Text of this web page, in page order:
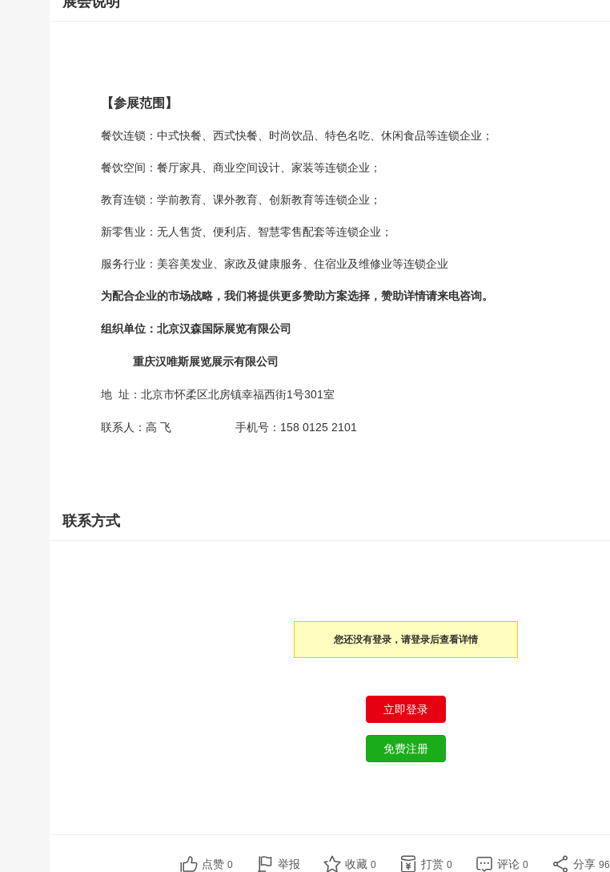
【参展范围】
餐饮连锁：中式快餐、西式快餐、时尚饮品、特色名吃、休闲食品等连锁企业；
餐饮空间：餐厅家具、商业空间设计、家装等连锁企业；
教育连锁：学前教育、课外教育、创新教育等连锁企业；
新零售业：无人售货、便利店、智慧零售配套等连锁企业；
服务行业：美容美发业、家政及健康服务、住宿业及维修业等连锁企业
为配合企业的市场战略，我们将提供更多赞助方案选择，赞助详情请来电咨询。
组织单位： 北京汉森国际展览有限公司
重庆汉唯斯展览展示有限公司
地 址：北京市怀柔区北房镇幸福西街1 号301 室
联系人 ： 高 飞 手机号： 158 0125 2101
联系方式
您还没有登录，请登录后查看详情
点赞 0 举报 收藏 0 打赏 0 评论 0 分享 96